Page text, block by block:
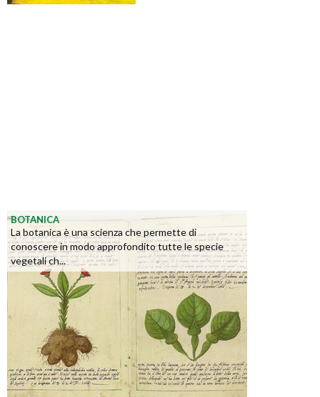
BOTANICA
La botanica è una scienza che permette di
conoscere in modo approfondito tutte le specie
vegetali ch...